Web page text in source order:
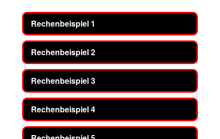
Rechenbeispiel 1
Rechenbeispiel 2
Rechenbeispiel 3
Rechenbeispiel 4